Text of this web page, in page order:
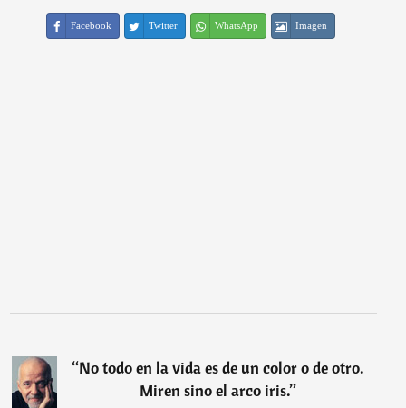
Facebook Twitter WhatsApp Imagen
“No todo en la vida es de un color o de otro.
Miren sino el arco iris.”